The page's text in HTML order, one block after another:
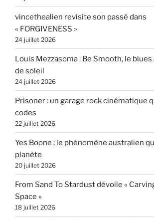
vincethealien revisite son passé dans
« FORGIVENESS »
24 juillet 2026
Louis Mezzasoma : Be Smooth, le blues
de soleil
24 juillet 2026
Prisoner : un garage rock cinématique
codes
22 juillet 2026
Yes Boone : le phénomène australien
planète
20 juillet 2026
From Sand To Stardust dévoile «
Space »
18 juillet 2026